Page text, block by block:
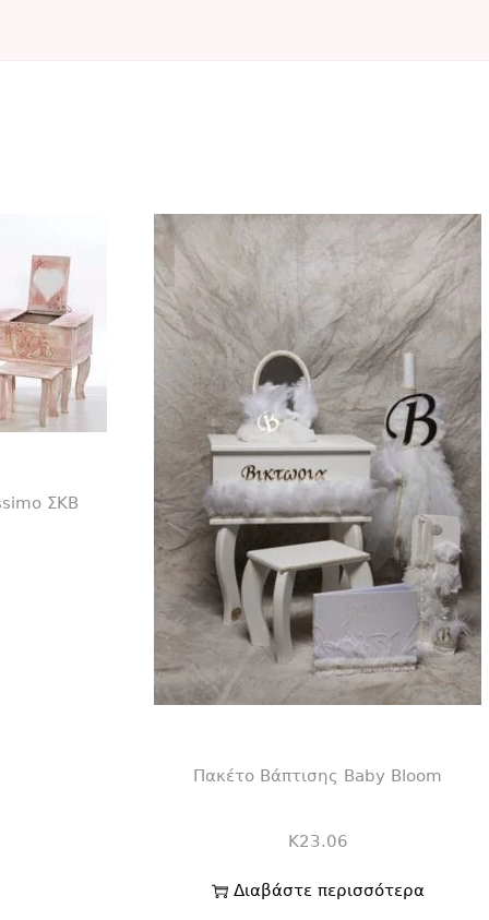
ΣΚΒ
Πακέτο Βάπτισης Baby Bloom
K23.06
Διαβάστε περισσότερα